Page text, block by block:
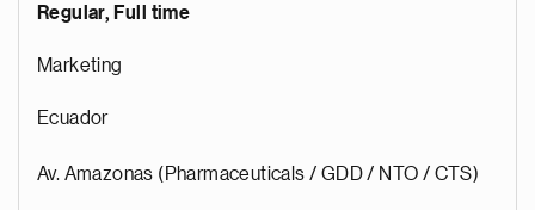
Regular, Full time
Marketing
Ecuador
Av. Amazonas (Pharmaceuticals / GDD / NTO / CTS)